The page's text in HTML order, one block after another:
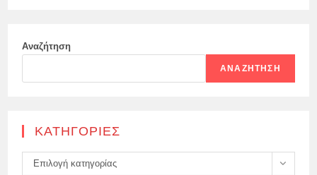
Αναζήτηση
ΑΝΑΖΉΤΗΣΗ
KΑΤΗΓΟΡΊΕΣ
Kατηγορίες
Επιλογή κατηγορίας